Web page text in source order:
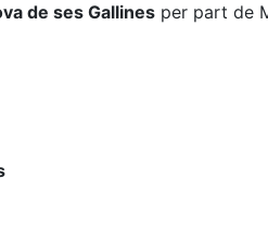
de ses Gallines per part de